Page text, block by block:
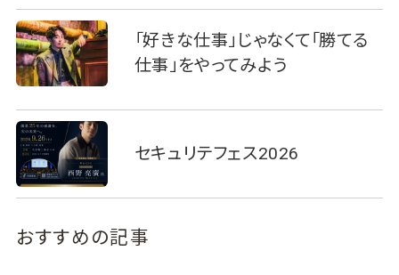
「好きな仕事」じゃなくて「勝てる
仕事」をやってみよう
セキュリテフェス2026
おすすめの記事